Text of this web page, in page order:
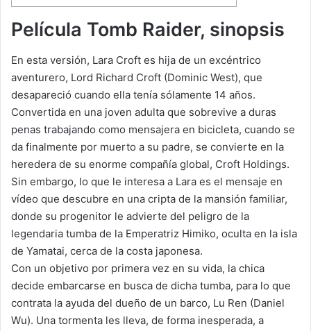
Película Tomb Raider, sinopsis
En esta versión, Lara Croft es hija de un excéntrico
aventurero, Lord Richard Croft (Dominic West), que
desapareció cuando ella tenía sólamente 14 años.
Convertida en una joven adulta que sobrevive a duras
penas trabajando como mensajera en bicicleta, cuando se
da finalmente por muerto a su padre, se convierte en la
heredera de su enorme compañía global, Croft Holdings.
Sin embargo, lo que le interesa a Lara es el mensaje en
vídeo que descubre en una cripta de la mansión familiar,
donde su progenitor le advierte del peligro de la
legendaria tumba de la Emperatriz Himiko, oculta en la isla
de Yamatai, cerca de la costa japonesa.
Con un objetivo por primera vez en su vida, la chica
decide embarcarse en busca de dicha tumba, para lo que
contrata la ayuda del dueño de un barco, Lu Ren (Daniel
Wu). Una tormenta les lleva, de forma inesperada, a